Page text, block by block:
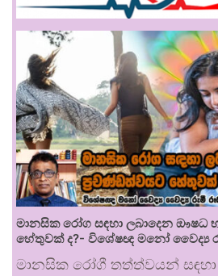
මානසික රෝග සඳහා ලබාදෙන ඖෂධ
හේතුවක් ද?- විශේෂඥ මනෝ වෛද්‍ය
මානසික රෝගී තත්ත්වයන්